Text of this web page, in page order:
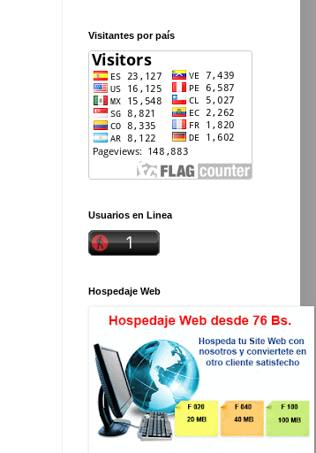
Visitantes por país
Usuarios en Linea
Hospedaje Web